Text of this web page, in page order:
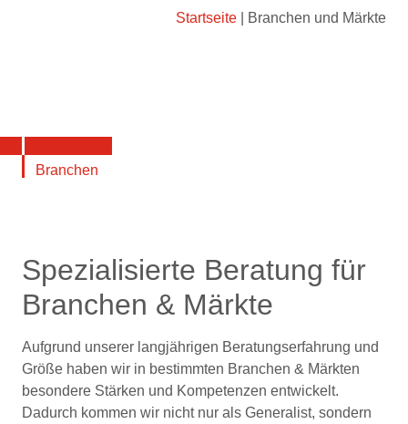
Startseite Branchen und Märkte
Branchen
Spezialisierte Beratung für
Branchen & Märkte
Aufgrund unserer langjährigen Beratungserfahrung und
Größe haben wir in bestimmten Branchen & Märkten
besondere Stärken und Kompetenzen entwickelt.
Dadurch kommen wir nicht nur als Generalist, sondern